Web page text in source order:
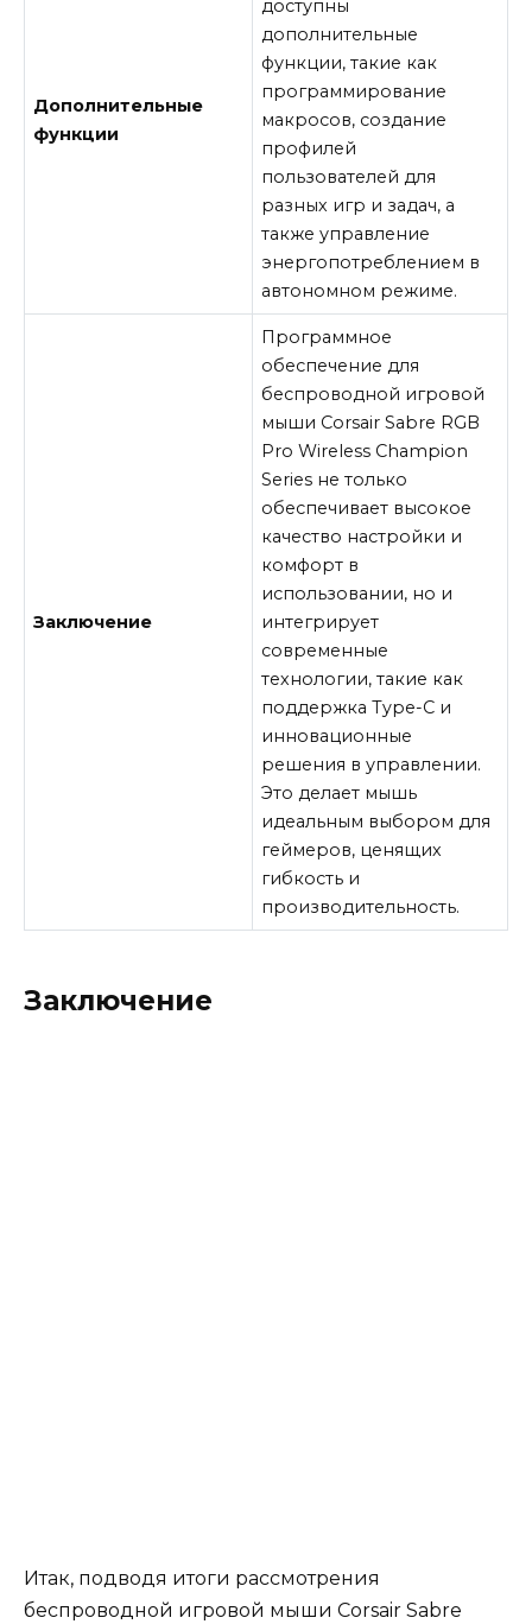
Дополнительные
функции
доступны
дополнительные
функции, такие как
программирование
макросов, создание
профилей
пользователей для
разных игр и задач, а
также управление
энергопотреблением в
автономном режиме.
Заключение
Программное
обеспечение для
беспроводной игровой
мыши Corsair Sabre RGB
Pro Wireless Champion
Series не только
обеспечивает высокое
качество настройки и
комфорт в
использовании, но и
интегрирует
современные
технологии, такие как
поддержка Type-C и
инновационные
решения в управлении.
Это делает мышь
идеальным выбором для
геймеров, ценящих
гибкость и
производительность.
Заключение
Итак, подводя итоги рассмотрения
беспроводной игровой мыши Corsair Sabre